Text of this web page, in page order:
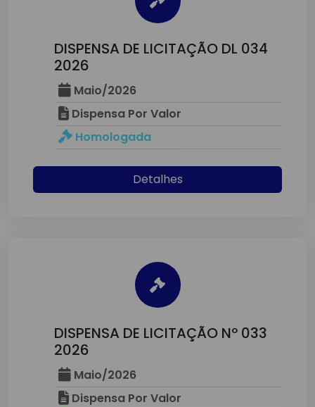
DISPENSA DE LICITAÇÃO DL 034
2026
Maio/2026
Dispensa Por Valor
Homologada
Detalhes
DISPENSA DE LICITAÇÃO Nº 033
2026
Maio/2026
Dispensa Por Valor